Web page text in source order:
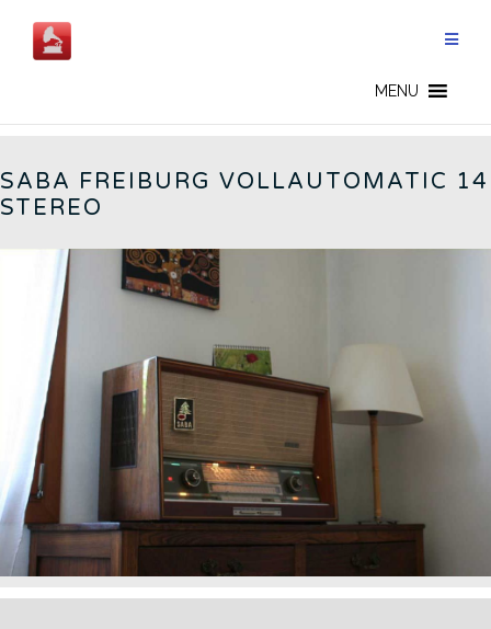
contenuto
MENU
SABA FREIBURG VOLLAUTOMATIC 14
STEREO